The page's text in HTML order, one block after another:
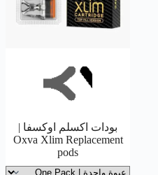
بودات اكسلم اوكسفا |
Oxva Xlim Replacement
pods